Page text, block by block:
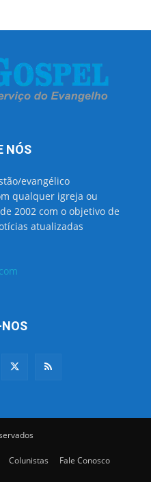
NÓS
evangélico
qualquer igreja ou
2002 com o objetivo de
atualizadas
Colunistas
Fale Conosco